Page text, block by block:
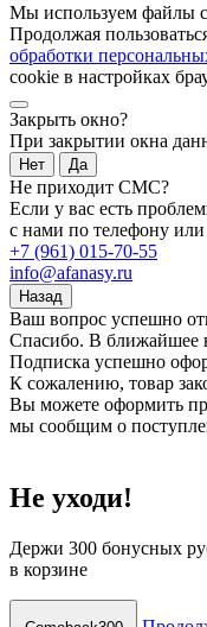
Мы используем файлы
Продолжая
обработки
cookie в настройках
Закрыть окно?
При закрытии окна
Нет Да
Не приходит СМС?
Если у вас есть
с нами по телефону или
+7 (961) 015-70-55
info@afanasy.ru
Назад
Ваш вопрос успешно
Спасибо. В ближайшее
Подписка успешно
К сожалению, товар
Вы можете оформить
мы сообщим о
Не уходи!
Держи 300 бонусных
в корзине